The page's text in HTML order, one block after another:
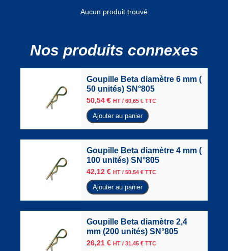
Aucun produit trouvé
Nos produits connexes
Goupille Beta diamètre 6 mm (
50 unités) SN°805
50,54 € HT / 60,65 € TTC
Ajouter au panier
Goupille Beta diamètre 4 mm (
100 unités) SN°805
42,12 € HT / 50,54 € TTC
Ajouter au panier
Goupille Beta diamètre 2,4
mm (200 unités) SN°805
26,21 € HT / 31,45 € TTC